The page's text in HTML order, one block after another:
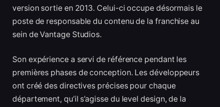
version sortie en 2013. Celui-ci occupe désormais le
poste de responsable du contenu de la franchise au
sein de Vantage Studios.
Son expérience a servi de référence pendant les
premières phases de conception. Les développeurs
ont créé des directives précises pour chaque
département, qu’il s’agisse du level design, de la